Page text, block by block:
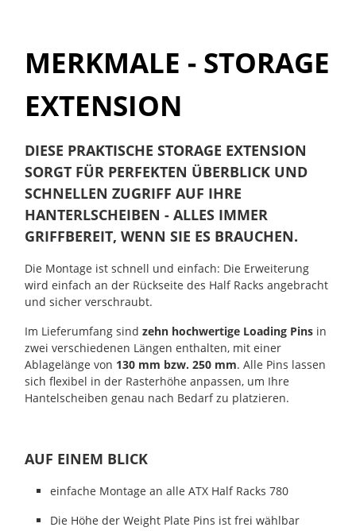
MERKMALE - STORAGE
EXTENSION
DIESE PRAKTISCHE STORAGE EXTENSION
SORGT FÜR PERFEKTEN ÜBERBLICK UND
SCHNELLEN ZUGRIFF AUF IHRE
HANTERLSCHEIBEN - ALLES IMMER
GRIFFBEREIT, WENN SIE ES BRAUCHEN.
Die Montage ist schnell und einfach: Die Erweiterung
wird einfach an der Rückseite des Half Racks angebracht
und sicher verschraubt.
Im Lieferumfang sind zehn hochwertige Loading Pins in
zwei verschiedenen Längen enthalten, mit einer
Ablagelänge von 130 mm bzw. 250 mm. Alle Pins lassen
sich flexibel in der Rasterhöhe anpassen, um Ihre
Hantelscheiben genau nach Bedarf zu platzieren.
AUF EINEM BLICK
einfache Montage an alle ATX Half Racks 780
Die Höhe der Weight Plate Pins ist frei wählbar